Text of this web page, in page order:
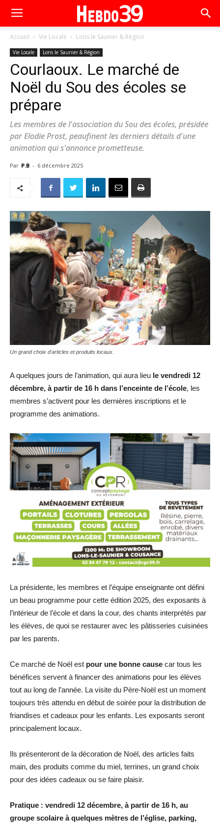
Accueil Vie Locale Lons le Saunier & Région
Vie Locale Lons le Saunier & Région
Courlaoux. Le marché de
Noël du Sou des écoles se
prépare
Les membres de l'association du Sou des écoles, présidée
par Elodie Prost, peaufinent les derniers détails d'une
animation qui s'annonce prometteuse.
Par P.B - 6 décembre 2025
Un grand choix d'articles et produits locaux.
A quelques jours de l’animation, qui aura lieu le vendredi 12
décembre, à partir de 16 h dans l’enceinte de l’école, les
membres s’activent pour les dernières inscriptions et le
programme des animations.
La présidente, les membres et l’équipe enseignante ont défini
un beau programme pour cette édition 2025, des exposants à
l’intérieur de l’école et dans la cour, des chants interprétés par
les élèves, de quoi se restaurer avec les pâtisseries cuisinées
par les parents.
Ce marché de Noël est pour une bonne cause car tous les
bénéfices servent à financer des animations pour les élèves
tout au long de l’année. La visite du Père-Noël est un moment
toujours très attendu en début de soirée pour la distribution de
friandises et cadeaux pour les enfants. Les exposants seront
principalement locaux.
Ils présenteront de la décoration de Noël, des articles faits
main, des produits comme du miel, terrines, un grand choix
pour des idées cadeaux ou se faire plaisir.
Pratique : vendredi 12 décembre, à partir de 16 h, au
groupe scolaire à quelques mètres de l’église, parking,